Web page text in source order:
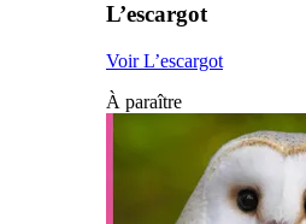
L’escargot
Voir L’escargot
À paraître